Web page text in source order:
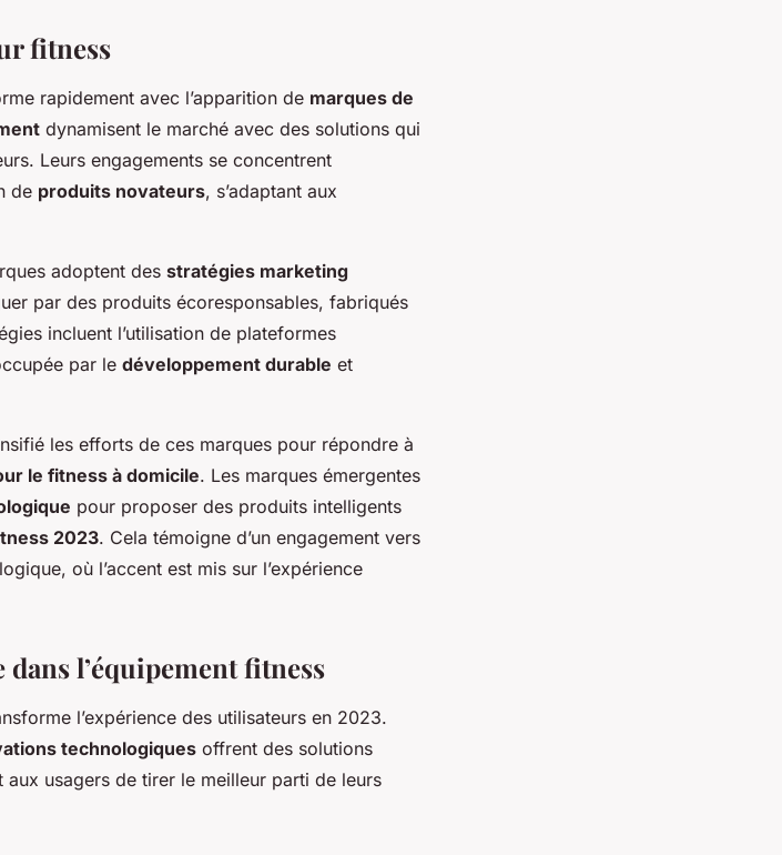
fitness
rapidement avec l’apparition de marques de
dynamisent le marché avec des solutions qui
Leurs engagements se concentrent
de produits novateurs, s’adaptant aux
adoptent des stratégies marketing
par des produits écoresponsables, fabriqués
incluent l’utilisation de plateformes
par le développement durable et
les efforts de ces marques pour répondre à
le fitness à domicile. Les marques émergentes
pour proposer des produits intelligents
2023. Cela témoigne d’un engagement vers
où l’accent est mis sur l’expérience
l’équipement fitness
l’expérience des utilisateurs en 2023.
technologiques offrent des solutions
usagers de tirer le meilleur parti de leurs